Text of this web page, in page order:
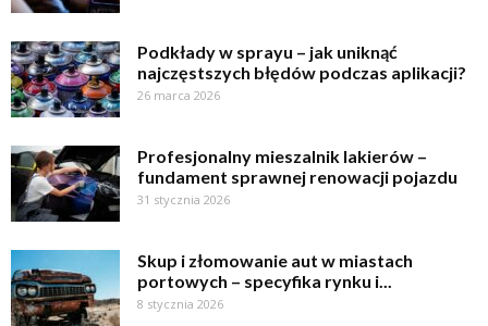
Podkłady w sprayu – jak uniknąć
najczęstszych błędów podczas aplikacji?
26 marca 2026
Profesjonalny mieszalnik lakierów –
fundament sprawnej renowacji pojazdu
31 stycznia 2026
Skup i złomowanie aut w miastach
portowych – specyfika rynku i...
8 stycznia 2026